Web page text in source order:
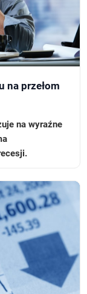
na przełom
na wyraźne